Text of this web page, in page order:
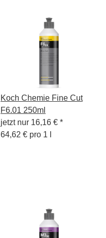
Koch Chemie Fine Cut
F6.01 250ml
jetzt nur 16,16 € *
64,62 € pro 1 l